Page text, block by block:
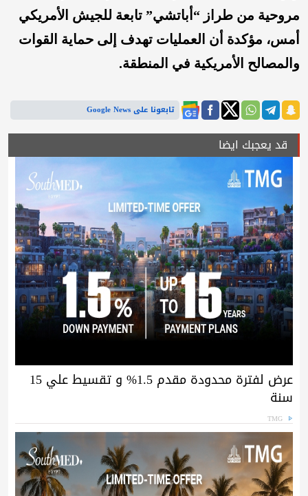
مروحية من طراز “أباتشي” تابعة للجيش الأمريكي
أمس، مؤكدة أن العمليات تهدف إلى حماية القوات
والمصالح الأمريكية في المنطقة.
تابعونا على Google News
قد يعجبك ايضا
عرض لفترة محدودة مقدم 1.5% و تقسيط علي 15
سنة
TMG